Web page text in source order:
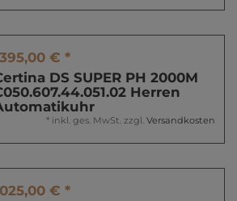
€ *
DS SUPER PH 2000M
Herren
* inkl. ges. MwSt. zzgl. Versandkosten
€ *